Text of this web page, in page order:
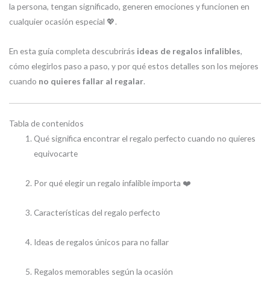
la persona, tengan significado, generen emociones y funcionen en
cualquier ocasión especial 💖.
En esta guía completa descubrirás ideas de regalos infalibles,
cómo elegirlos paso a paso, y por qué estos detalles son los mejores
cuando no quieres fallar al regalar.
Tabla de contenidos
Qué significa encontrar el regalo perfecto cuando no quieres
equivocarte
Por qué elegir un regalo infalible importa ❤️
Características del regalo perfecto
Ideas de regalos únicos para no fallar
Regalos memorables según la ocasión